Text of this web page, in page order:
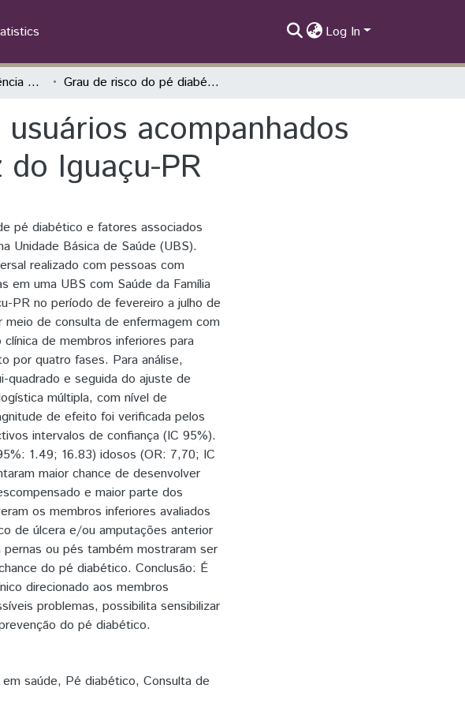
Log In
Programa de Residência Multiprofissional em Saúde da Família Grau de risco do pé diabético entre usuários acompanhados na atenção primária à saúde de Foz do Iguaçu-PR
acompanhados
Iguaçu-PR
pé diabético e fatores associados
Unidade Básica de Saúde (UBS).
realizado com pessoas com
em uma UBS com Saúde da Família
PR no período de fevereiro a julho de
de consulta de enfermagem com
de membros inferiores para
por quatro fases. Para análise,
e seguida do ajuste de
múltipla, com nível de
de efeito foi verificada pelos
intervalos de confiança (IC 95%).
1.49; 16.83) idosos (OR: 7,70; IC
maior chance de desenvolver
e maior parte dos
os membros inferiores avaliados
de úlcera e/ou amputações anterior
ou pés também mostraram ser
do pé diabético. Conclusão: É
direcionado aos membros
problemas, possibilita sensibilizar
do pé diabético.
saúde, Pé diabético, Consulta de